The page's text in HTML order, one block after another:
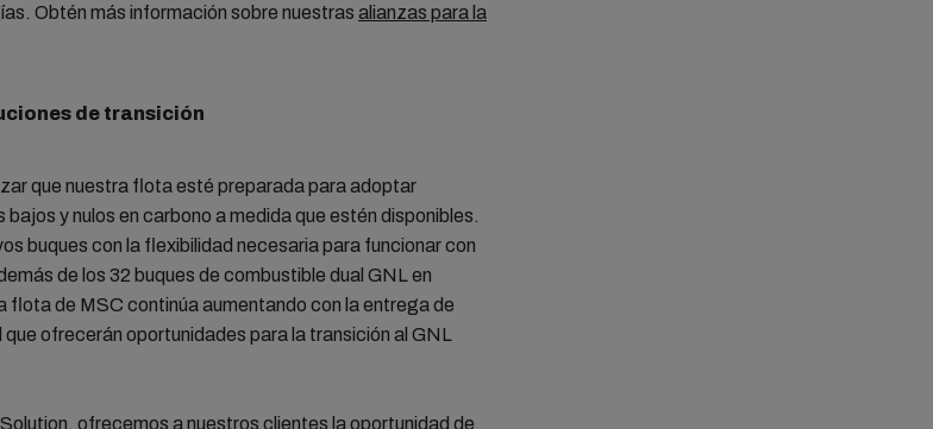
Obtén más información sobre nuestras alianzas para la
de transición
que nuestra flota esté preparada para adoptar
y nulos en carbono a medida que estén disponibles.
buques con la flexibilidad necesaria para funcionar con
de los 32 buques de combustible dual GNL en
flota de MSC continúa aumentando con la entrega de
que ofrecerán oportunidades para la transición al GNL
, ofrecemos a nuestros clientes la oportunidad de